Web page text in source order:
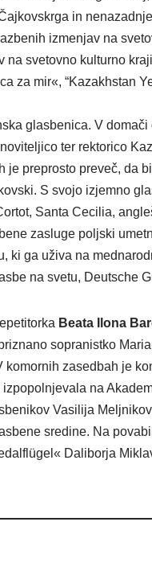
in
izmenjav na
svetovno kulturno
za mir«, “Kazakhstan
glasbenica. V
ter rektorico
preprosto preveč, da
S svojo izjemno
Santa Cecilia,
zasluge poljski
ki ga uživa na
na svetu, Deutsche
Beata Ilona
sopranistko
zasedbah je
na
Vasilija
sredine. Na
Daliborja